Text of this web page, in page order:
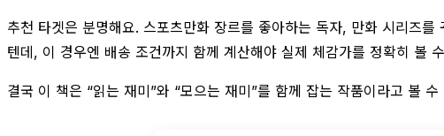
추천 타겟은 분명해요. 스포츠만화 장르를 좋아하는 독자, 만화 시리즈
텐데, 이 경우엔 배송 조건까지 함께 계산해야 실제 체감가를 정확히 볼
결국 이 책은 “읽는 재미”와 “모으는 재미”를 함께 잡는 작품이라고 볼